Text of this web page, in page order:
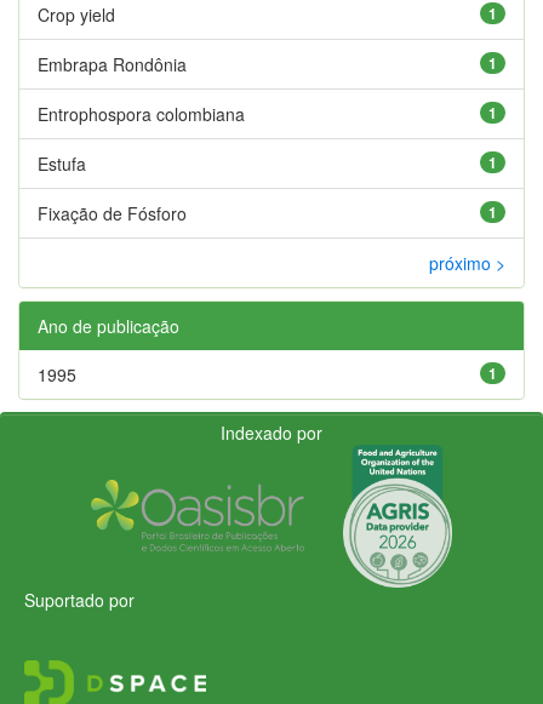
1
Crop yield
1
Embrapa Rondônia
1
Entrophospora colombiana
1
Estufa
1
Fixação de Fósforo
próximo >
Ano de publicação
1
1995
Indexado por
Suportado por